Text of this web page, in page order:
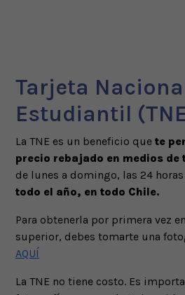
Tarjeta
Estudiantil
La TNE es un beneficio que te
precio rebajado en medios
de lunes a domingo, las 24
todo el año, en todo Chile.
Para obtenerla por primera vez
superior, debes tomarte una
AQUÍ
La TNE no tiene costo. Es